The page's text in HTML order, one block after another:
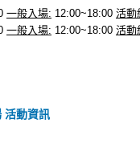
一般入場: 12:00~18:00 活動
一般入場: 12:00~18:00 活動
活動資訊